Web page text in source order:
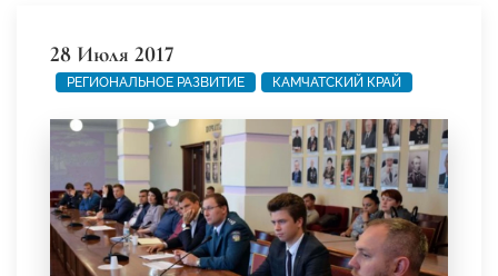
28 Июля 2017
РЕГИОНАЛЬНОЕ РАЗВИТИЕ КАМЧАТСКИЙ КРАЙ